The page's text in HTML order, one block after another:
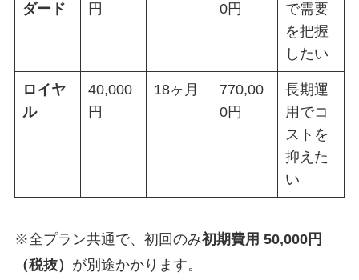
ダード
円
0円
で需要
を把握
したい
ロイヤ
ル
40,000
円
18ヶ月
770,00
0円
長期運
用でコ
ストを
抑えた
い
※全プラン共通で、初回のみ初期費用 50,000円
（税抜） が別途かかります。